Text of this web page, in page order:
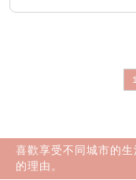
喜歡享受不同城市的
的理由。